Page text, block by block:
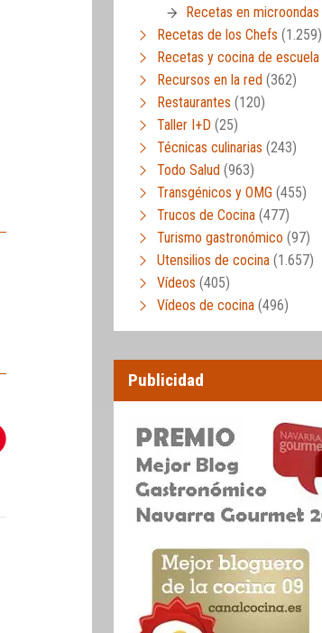
Recetas en microondas
Recetas de los Chefs (1.259)
Recetas y cocina de escuela
Recursos en la red (362)
Restaurantes (120)
Taller I+D (25)
Técnicas culinarias (243)
Todo Salud (963)
Transgénicos y OMG (455)
Trucos de Cocina (477)
Turismo gastronómico (97)
Utensilios de cocina (1.657)
Vídeos (405)
Vídeos de cocina (496)
Publicidad